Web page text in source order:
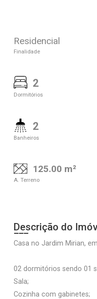
Residencial
Finalidade
2
Dormitórios
2
Banheiros
125.00 m²
A. Terreno
Descrição do
Casa no Jardim Mirian,
02 dormitórios sendo 01
Sala;
Cozinha com gabinetes;